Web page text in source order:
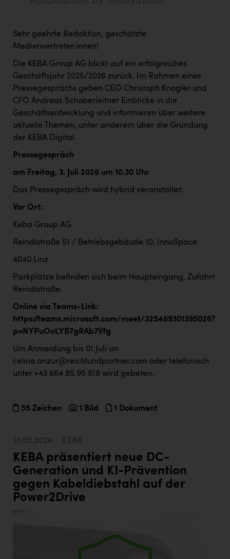
Sehr geehrte Redaktion, geschätzte
Medienvertreter:innen!
Die KEBA Group AG blickt auf ein erfolgreiches
Geschäftsjahr 2025/2026 zurück. Im Rahmen eines
Pressegesprächs geben CEO Christoph Knogler und
CFO Andreas Schoberleitner Einblicke in die
Geschäftsentwicklung und informieren über weitere
aktuelle Themen, unter anderem über die Gründung
der KEBA Digital.
Pressegespräch
am Freitag, 3. Juli 2026 um 10.30 Uhr
Das Pressegespräch wird hybrid veranstaltet:
Vor Ort:
Keba Group AG
Reindlstraße 51 / Betriebsgebäude 10, InnoSpace
4040 Linz
Parkplätze befinden sich beim Haupteingang, Zufahrt
Reindlstraße.
Online via Teams-Link:
https://teams.microsoft.com/meet/325469301395026?
p=NYPuOoLYB7gRAb7Vfg
Um Anmeldung bis 01.Juli an
celine.anzur@reichlundpartner.com oder telefonisch
unter +43 664 85 95 818 wird gebeten.
55 Zeichen 1 Bild 1 Dokument
KEBA präsentiert neue DC-
Generation und KI-Prävention
gegen Kabeldiebstahl auf der
Power2Drive